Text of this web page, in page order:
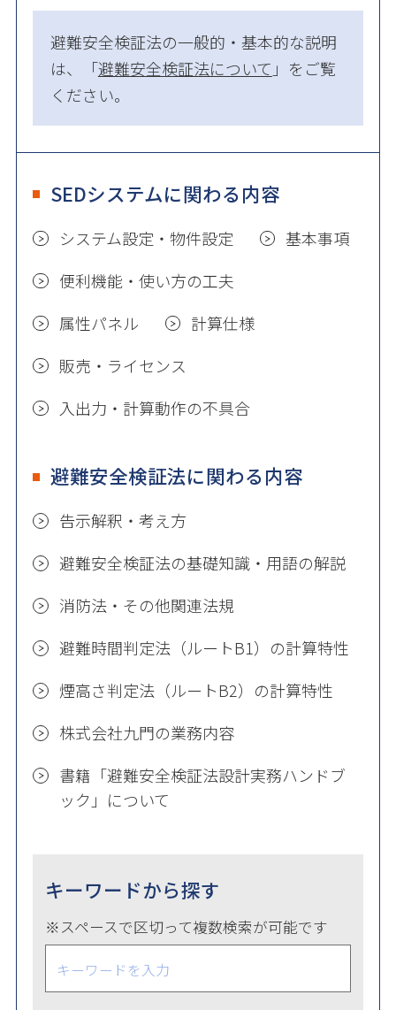
避難安全検証法の一般的・基本的な説明
は、「避難安全検証法について 」をご覧
ください。
SEDシステムに関わる内容
システム設定・物件設定
基本事項
便利機能・使い方の工夫
属性パネル
計算仕様
販売・ライセンス
入出力・計算動作の不具合
避難安全検証法に関わる内容
告示解釈・考え方
避難安全検証法の基礎知識・用語の解説
消防法・その他関連法規
避難時間判定法（ルートB1）の計算特性
煙高さ判定法（ルートB2）の計算特性
株式会社九門の業務内容
書籍「避難安全検証法設計実務ハンドブ
ック」について
キーワードから探す
※スペースで区切って複数検索が可能です